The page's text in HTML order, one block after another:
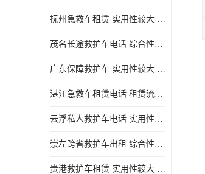
抚州急救车租赁 实用性较大 用心服务
茂名长途救护车电话 综合性转送 快捷安全
广东保障救护车 实用性较大 车型丰富
湛江急救车租赁电话 租赁流程简单 长途跨省
云浮私人救护车电话 实用性较大 实用性高
崇左跨省救护车出租 综合性转送 快捷安全
贵港救护车租赁 实用性较大 车型丰富